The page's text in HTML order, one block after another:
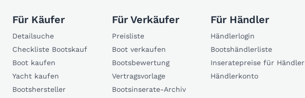
Für Käufer
Detailsuche
Checkliste Bootskauf
Boot kaufen
Yacht kaufen
Bootshersteller
Für Verkäufer
Preisliste
Boot verkaufen
Bootsbewertung
Vertragsvorlage
Bootsinserate-Archiv
Für Händler
Händlerlogin
Bootshändlerliste
Inseratepreise für Händler
Händlerkonto